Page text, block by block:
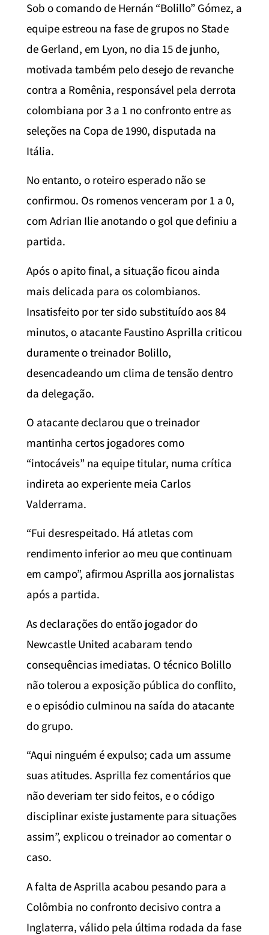
Sob o comando de Hernán “Bolillo” Gómez, a
equipe estreou na fase de grupos no Stade
de Gerland, em Lyon, no dia 15 de junho,
motivada também pelo desejo de revanche
contra a Romênia, responsável pela derrota
colombiana por 3 a 1 no confronto entre as
seleções na Copa de 1990, disputada na
Itália.
No entanto, o roteiro esperado não se
confirmou. Os romenos venceram por 1 a 0,
com Adrian Ilie anotando o gol que definiu a
partida.
Após o apito final, a situação ficou ainda
mais delicada para os colombianos.
Insatisfeito por ter sido substituído aos 84
minutos, o atacante Faustino Asprilla criticou
duramente o treinador Bolillo,
desencadeando um clima de tensão dentro
da delegação.
O atacante declarou que o treinador
mantinha certos jogadores como
“intocáveis” na equipe titular, numa crítica
indireta ao experiente meia Carlos
Valderrama.
“Fui desrespeitado. Há atletas com
rendimento inferior ao meu que continuam
em campo”, afirmou Asprilla aos jornalistas
após a partida.
As declarações do então jogador do
Newcastle United acabaram tendo
consequências imediatas. O técnico Bolillo
não tolerou a exposição pública do conflito,
e o episódio culminou na saída do atacante
do grupo.
“Aqui ninguém é expulso; cada um assume
suas atitudes. Asprilla fez comentários que
não deveriam ter sido feitos, e o código
disciplinar existe justamente para situações
assim”, explicou o treinador ao comentar o
caso.
A falta de Asprilla acabou pesando para a
Colômbia no confronto decisivo contra a
Inglaterra, válido pela última rodada da fase